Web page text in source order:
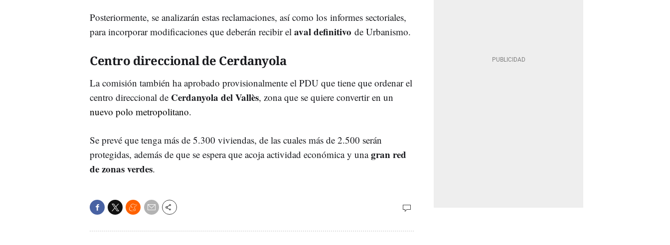
Posteriormente, se analizarán estas reclamaciones, así como los informes sectoriales,
para incorporar modificaciones que deberán recibir el aval definitivo de Urbanismo.
Centro direccional de Cerdanyola
La comisión también ha aprobado provisionalmente el PDU que tiene que ordenar el
centro direccional de Cerdanyola del Vallès, zona que se quiere convertir en un
nuevo polo metropolitano.
Se prevé que tenga más de 5.300 viviendas, de las cuales más de 2.500 serán
protegidas, además de que se espera que acoja actividad económica y unagran red
de zonas verdes.